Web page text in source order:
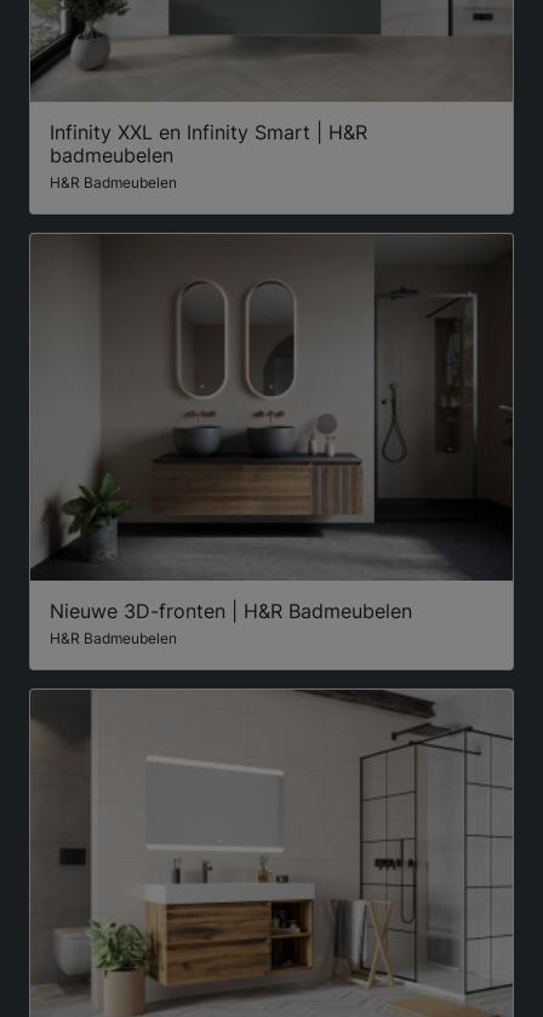
Infinity XXL en Infinity Smart | H&R
badmeubelen
H&R Badmeubelen
Nieuwe 3D-fronten | H&R Badmeubelen
H&R Badmeubelen